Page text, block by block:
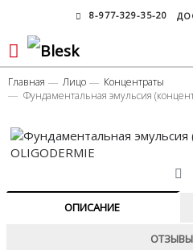
8-977-329-35-20
Главная Лицо
Концентраты
Фундаментальная эмульсия
ОПИСАНИЕ
ОТЗЫВЫ